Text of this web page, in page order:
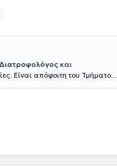
Διατροφολόγος και
Είναι απόφοιτη του Τμήματος